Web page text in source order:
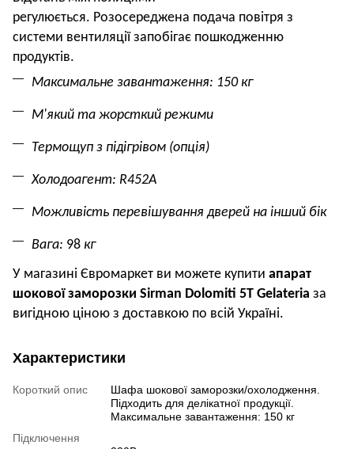
регулюється. Розосереджена подача повітря з
системи вентиляції запобігає пошкодженню
продуктів.
Максимальне завантаження: 150 кг
М'який та жорсткий режими
Термощуп з підігрівом (опція)
Холодоагент: R452A
Можливість перевішування дверей на інший бік
Вага: 98 кг
У магазині Євромаркет ви можете купити апарат
шокової заморозки Sirman Dolomiti 5T Gelateria за
вигідною ціною з доставкою по всій Україні.
Характеристики
Короткий опис
Шафа шокової заморозки/охолодження.
Підходить для делікатної продукції.
Максимальне завантаження: 150 кг
Підключення